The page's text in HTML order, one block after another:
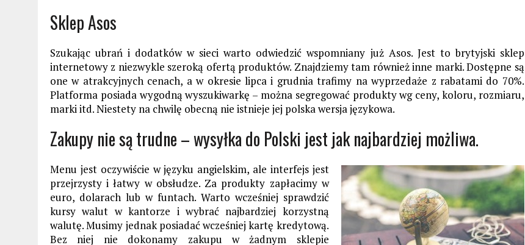
Sklep Asos
Szukając ubrań i dodatków w sieci warto odwiedzić wspomniany już Asos. Jest to brytyjski sklep
internetowy z niezwykle szeroką ofertą produktów. Znajdziemy tam również inne marki. Dostępne są
one w atrakcyjnych cenach, a w okresie lipca i grudnia trafimy na wyprzedaże z rabatami do 70%.
Platforma posiada wygodną wyszukiwarkę – można segregować produkty wg ceny, koloru, rozmiaru,
marki itd. Niestety na chwilę obecną nie istnieje jej polska wersja językowa.
Zakupy nie są trudne – wysyłka do Polski jest jak najbardziej możliwa.
Menu jest oczywiście w języku angielskim, ale interfejs jest
przejrzysty i łatwy w obsłudze. Za produkty zapłacimy w
euro, dolarach lub w funtach. Warto wcześniej sprawdzić
kursy walut w kantorze i wybrać najbardziej korzystną
walutę. Musimy jednak posiadać wcześniej kartę kredytową.
Bez niej nie dokonamy zakupu w żadnym sklepie